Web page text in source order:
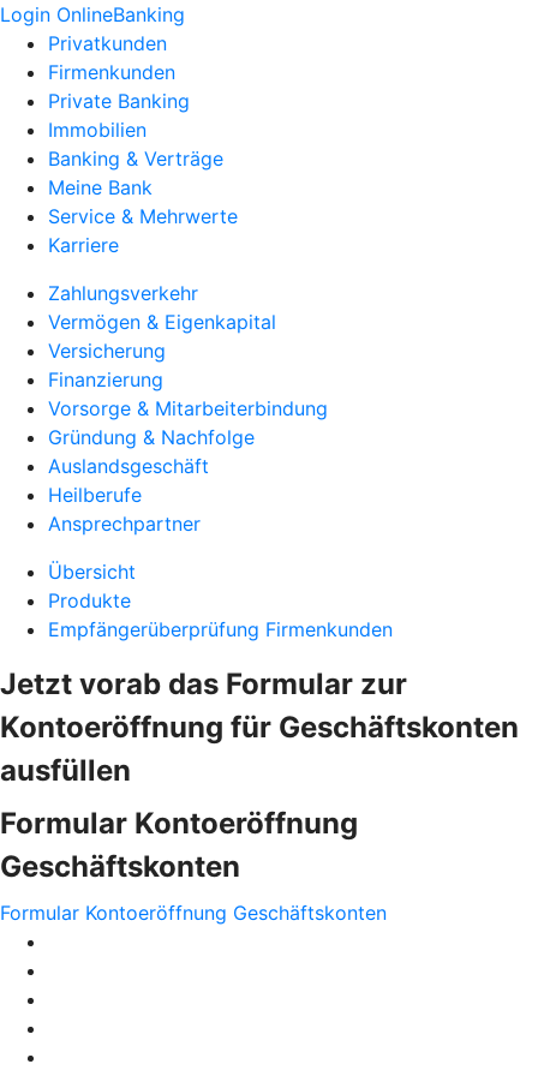
Login OnlineBanking
Privatkunden
Firmenkunden
Private Banking
Immobilien
Banking & Verträge
Meine Bank
Service & Mehrwerte
Karriere
Zahlungsverkehr
Vermögen & Eigenkapital
Versicherung
Finanzierung
Vorsorge & Mitarbeiterbindung
Gründung & Nachfolge
Auslandsgeschäft
Heilberufe
Ansprechpartner
Übersicht
Produkte
Empfängerüberprüfung Firmenkunden
Jetzt vorab das Formular zur
Kontoeröffnung für Geschäftskonten
ausfüllen
Formular Kontoeröffnung
Geschäftskonten
Formular Kontoeröffnung Geschäftskonten